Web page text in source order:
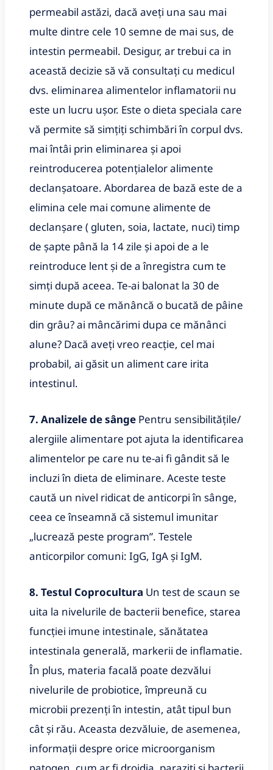
permeabil astăzi, dacă aveți una sau mai
multe dintre cele 10 semne de mai sus, de
intestin permeabil. Desigur, ar trebui ca in
această decizie să vă consultați cu medicul
dvs. eliminarea alimentelor inflamatorii nu
este un lucru ușor. Este o dieta speciala care
vă permite să simțiți schimbări în corpul dvs.
mai întâi prin eliminarea și apoi
reintroducerea potențialelor alimente
declanșatoare. Abordarea de bază este de a
elimina cele mai comune alimente de
declanșare ( gluten, soia, lactate, nuci) timp
de șapte până la 14 zile și apoi de a le
reintroduce lent și de a înregistra cum te
simți după aceea. Te-ai balonat la 30 de
minute după ce mănâncă o bucată de pâine
din grâu? ai mâncărimi dupa ce mănânci
alune? Dacă aveți vreo reacție, cel mai
probabil, ai găsit un aliment care irita
intestinul.
7. Analizele de sânge Pentru sensibilitățile/
alergiile alimentare pot ajuta la identificarea
alimentelor pe care nu te-ai fi gândit să le
incluzi în dieta de eliminare. Aceste teste
caută un nivel ridicat de anticorpi în sânge,
ceea ce înseamnă că sistemul imunitar
„lucrează peste program”. Testele
anticorpilor comuni: IgG, IgA și IgM.
8. Testul Coprocultura Un test de scaun se
uita la nivelurile de bacterii benefice, starea
funcției imune intestinale, sănătatea
intestinala generală, markerii de inflamatie.
În plus, materia facală poate dezvălui
nivelurile de probiotice, împreună cu
microbii prezenți în intestin, atât tipul bun
cât și rău. Aceasta dezvăluie, de asemenea,
informații despre orice microorganism